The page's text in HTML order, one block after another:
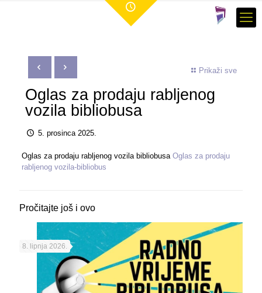
Prikaži sve
Oglas za prodaju rabljenog
vozila bibliobusa
5. prosinca 2025.
Oglas za prodaju rabljenog vozila bibliobusa Oglas za prodaju
rabljenog vozila-bibliobus
Pročitajte još i ovo
8. lipnja 2026.